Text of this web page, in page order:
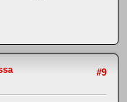
#9